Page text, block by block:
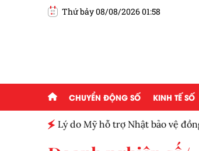
Thứ bảy 08/08/2026 01:58
CHUYỂN ĐỘNG SỐ KINH TẾ SỐ
Lý do Mỹ hỗ trợ Nhật bảo vệ